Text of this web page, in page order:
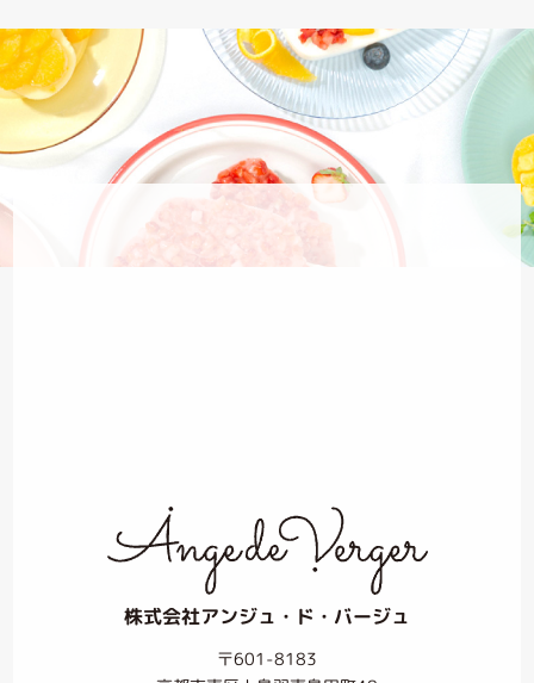
株式会社アンジュ・ド・バージュ
〒601-8183